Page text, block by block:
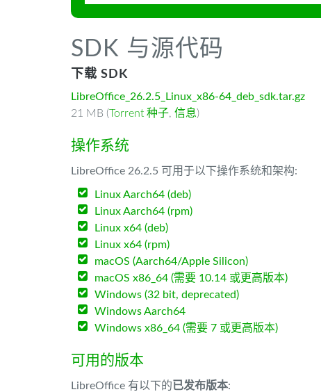
SDK 与源代码
下载 SDK
LibreOffice_26.2.5_Linux_x86-64_deb_sdk.tar.gz
21 MB (Torrent 种子, 信息)
操作系统
LibreOffice 26.2.5 可用于以下操作系统和架构:
Linux Aarch64 (deb)
Linux Aarch64 (rpm)
Linux x64 (deb)
Linux x64 (rpm)
macOS (Aarch64/Apple Silicon)
macOS x86_64 (需要 10.14 或更高版本)
Windows (32 bit, deprecated)
Windows Aarch64
Windows x86_64 (需要 7 或更高版本)
可用的版本
LibreOffice 有以下的已发布版本: